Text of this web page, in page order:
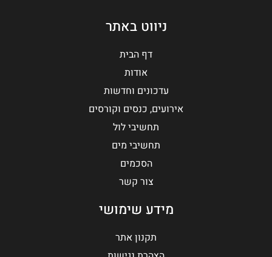
ניווט באתר
דף הבית
אודות
עדכונים וחדשות
אירועים, כנסים וקורסים
תחשיבי לול
תחשיבי מים
הסכמים
צור קשר
מידע שימושי
תקנון אתר